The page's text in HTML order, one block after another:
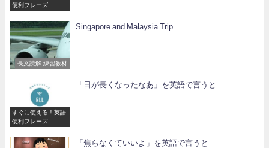
便利フレーズ
長文読解 練習教材
Singapore and Malaysia Trip
すぐに使える！英語
便利フレーズ
「日が長くなったなあ」を英語で言うと
「焦らなくていいよ」を英語で言うと